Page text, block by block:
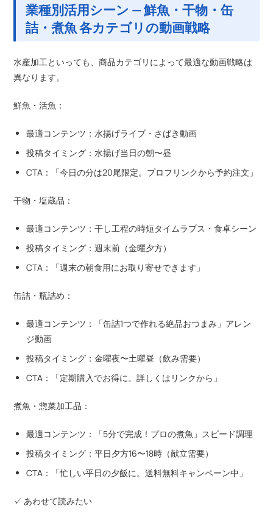
業種別活用シーン — 鮮魚・干物・缶
詰・煮魚 各カテゴリの動画戦略
水産加工といっても、商品カテゴリによって最適な動画戦略は
異なります。
鮮魚・活魚：
最適コンテンツ：水揚げライブ・さばき動画
投稿タイミング：水揚げ当日の朝〜昼
CTA：「今日の分は20尾限定。プロフリンクから予約注文」
干物・塩蔵品：
最適コンテンツ：干し工程の時短タイムラプス・食卓シーン
投稿タイミング：週末前（金曜夕方）
CTA：「週末の朝食用にお取り寄せできます」
缶詰・瓶詰め：
最適コンテンツ：「缶詰1つで作れる絶品おつまみ」アレン
ジ動画
投稿タイミング：金曜夜〜土曜昼（飲み需要）
CTA：「定期購入でお得に。詳しくはリンクから」
煮魚・惣菜加工品：
最適コンテンツ：「5分で完成！プロの煮魚」スピード調理
投稿タイミング：平日夕方16〜18時（献立需要）
CTA：「忙しい平日の夕飯に。送料無料キャンペーン中」
✓ あわせて読みたい